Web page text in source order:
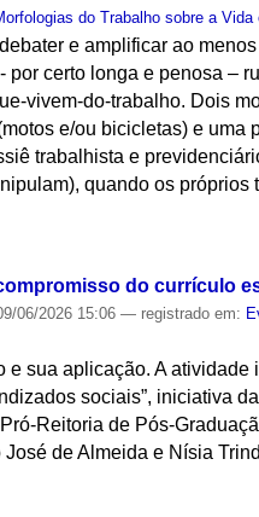
do Trabalho sobre a
e amplificar ao
certo longa e penosa –
vivem-do-trabalho. Dois
e/ou bicicletas) e uma
trabalhista e
quando os
do currículo
06/2026 15:06— registrado em:
sua aplicação. A
sociais”, iniciativa
Reitoria de Pós-
de Almeida e Nísia